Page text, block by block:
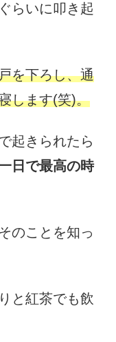
らいに叩き起
を下ろし、通
します(笑)。
起きられたら
日で最高の時
のことを知っ
と紅茶でも飲